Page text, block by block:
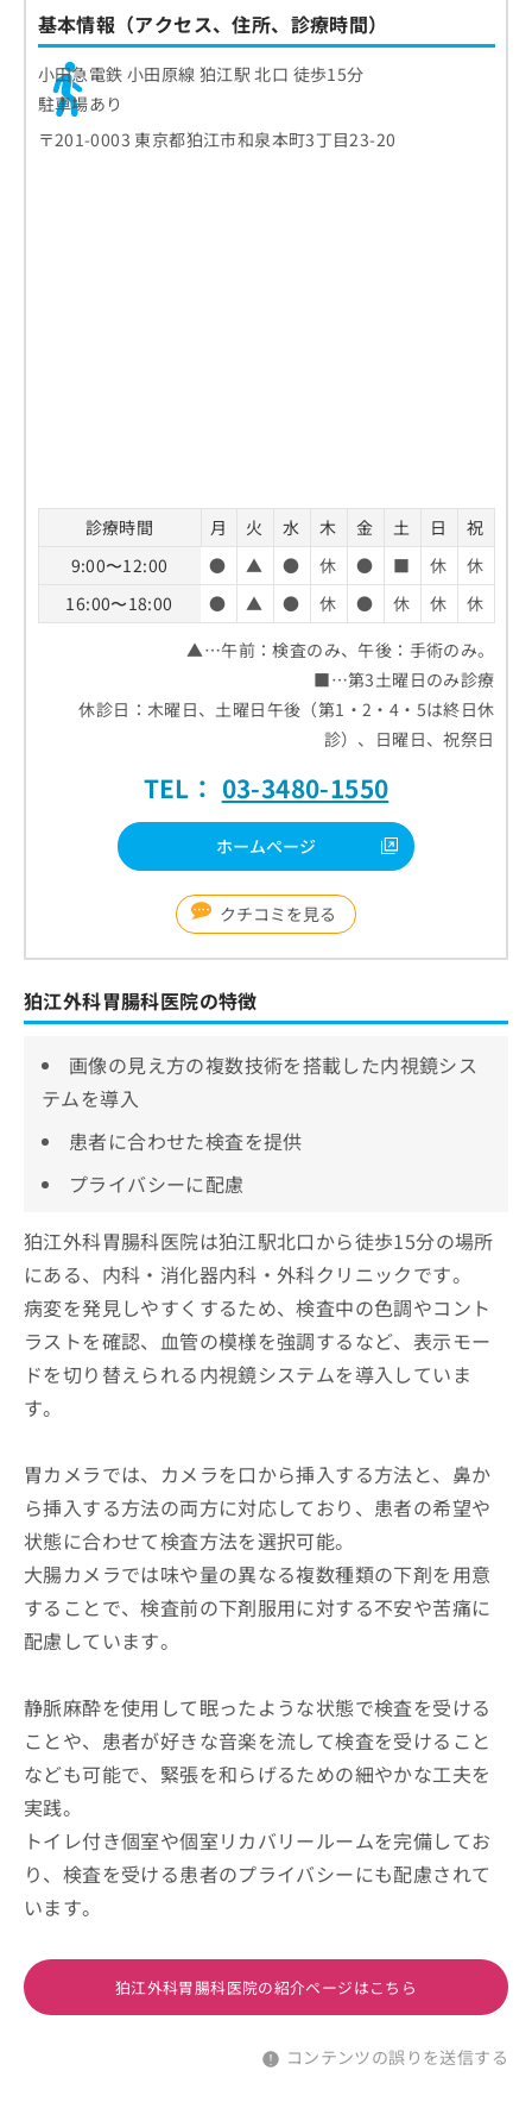
基本情報（アクセス、住所、診療時間）
小田急電鉄 小田原線 狛江駅 北口 徒歩15分
駐車場あり
〒201-0003 東京都狛江市和泉本町3丁目23-20
診療時間 月 火 水 木 金 土 日
祝
9:00〜12:00
● ▲ ● 休 ● ■ 休
休
16:00〜18:00
● ▲ ● 休 ● 休 休
休
▲…午前：検査のみ、午後：手術のみ。
■…第3土曜日のみ診療
休診日：木曜日、土曜日午後（第1・2・4・5は終日休
診）、日曜日、祝祭日
TEL： 03-3480-1550
ホームページ
クチコミを見る
狛江外科胃腸科医院の特徴
画像の見え方の複数技術を搭載した内視鏡シス
テムを導入
患者に合わせた検査を提供
プライバシーに配慮
狛江外科胃腸科医院は狛江駅北口から徒歩15分の場所
にある、内科・消化器内科・外科クリニックです。
病変を発見しやすくするため、検査中の色調やコント
ラストを確認、血管の模様を強調するなど、表示モー
ドを切り替えられる内視鏡システムを導入していま
す。
胃カメラでは、カメラを口から挿入する方法と、鼻か
ら挿入する方法の両方に対応しており、患者の希望や
状態に合わせて検査方法を選択可能。
大腸カメラでは味や量の異なる複数種類の下剤を用意
することで、検査前の下剤服用に対する不安や苦痛に
配慮しています。
静脈麻酔を使用して眠ったような状態で検査を受ける
ことや、患者が好きな音楽を流して検査を受けること
なども可能で、緊張を和らげるための細やかな工夫を
実践。
トイレ付き個室や個室リカバリールームを完備してお
り、検査を受ける患者のプライバシーにも配慮されて
います。
狛江外科胃腸科医院の紹介ページはこちら
コンテンツの誤りを送信する